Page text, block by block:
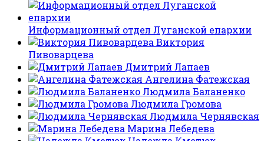
Информационный отдел Луганской епархии
Виктория
Пивоварцева
Дмитрий Лапаев
Ангелина Фатежская
Людмила Баланенко
Людмила Громова
Людмила Чернявская
Марина Лебедева